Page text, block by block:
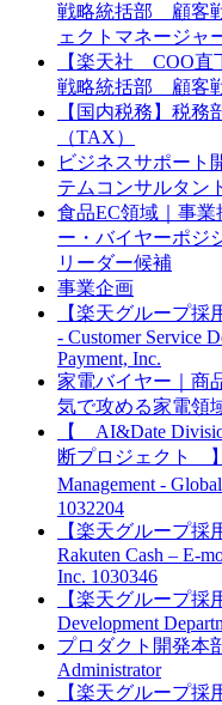
戦略統括部 顧客
ェクトマネージャ
【楽天社 COO
戦略統括部 顧客
【国内税務】税
（TAX）
ビジネスサポート
テムコンサルタン
食品EC領域｜事
ー・バイヤーポジ
リーダー候補
事業企画
【楽天グループ採
- Customer Service
Payment, Inc.
家電バイヤー｜商
気で攻める家電領
【 AI&Date
断プロジェクト 】
Management -
1032204
【楽天グループ採
Rakuten Cash – E-
Inc. 1030346
【楽天グループ採
Development
プロダクト開発本
Administrator
【楽天グループ採